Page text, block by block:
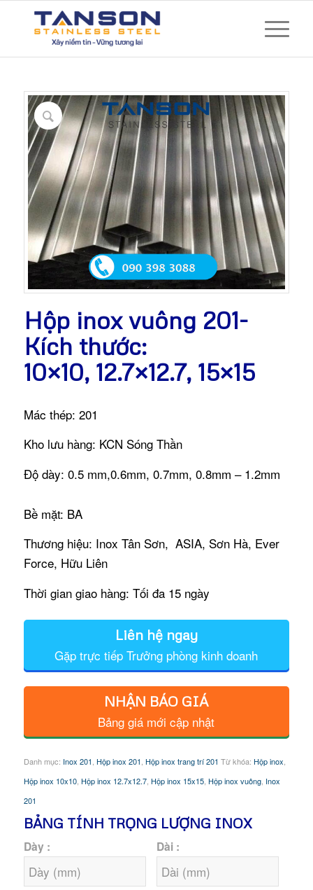
Hộp inox vuông 201-
Kích thước:
10×10, 12.7×12.7, 15×15
Mác thép: 201
Kho lưu hàng: KCN Sóng Thần
Độ dày: 0.5 mm,0.6mm, 0.7mm, 0.8mm – 1.2mm
Bề mặt: BA
Thương hiệu: Inox Tân Sơn, ASIA, Sơn Hà, Ever
Force, Hữu Liên
Thời gian giao hàng: Tối đa 15 ngày
Liên hệ ngay
Gặp trực tiếp Trưởng phòng kinh doanh
NHẬN BÁO GIÁ
Bảng giá mới cập nhật
Danh mục: Inox 201 Hộp inox 201 Hộp inox trang trí 201 Từ khóa: Hộp inox
Hộp inox 10x10, Hộp inox 12.7x12.7, Hộp inox 15x15, Hộp inox vuông, Inox
201
BẢNG TÍNH TRỌNG LƯỢNG INOX
Dày : Dài :